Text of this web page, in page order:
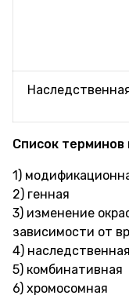
Список терминов
1)
2) генная
3) изменение
зависимости от
4) наследственная
5) комбинативная
6) хромосомная